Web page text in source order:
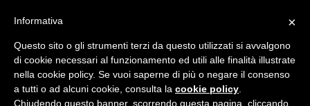
×
Informativa
Questo sito o gli strumenti terzi da questo utilizzati si avvalgono
di cookie necessari al funzionamento ed utili alle finalità illustrate
nella cookie policy. Se vuoi saperne di più o negare il consenso
a tutti o ad alcuni cookie, consulta la cookie policy
Chiudendo questo banner, scorrendo questa pagina, cliccando